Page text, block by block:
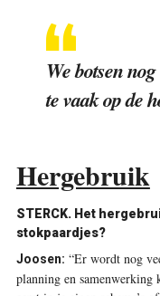
We botsen nog
te vaak op de
Hergebruik
STERCK. Het
stokpaardjes?
Joosen: “Er wordt nog
planning en samenwerking